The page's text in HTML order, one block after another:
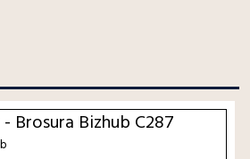
- Brosura Bizhub C287